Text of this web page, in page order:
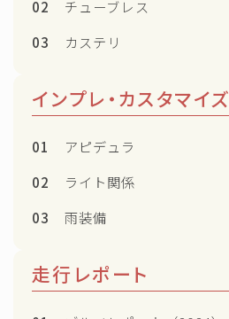
02
チューブレス
03
カステリ
インプレ・カスタマイ
01
アピデュラ
02
ライト関係
03
雨装備
走行レポート